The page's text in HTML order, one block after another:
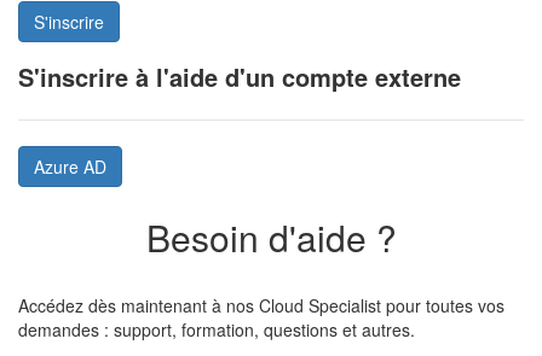
S'inscrire à l'aide d'un compte externe
Azure AD
Besoin d'aide ?
Accédez dès maintenant à nos Cloud Specialist pour toutes vos
demandes : support, formation, questions et autres.